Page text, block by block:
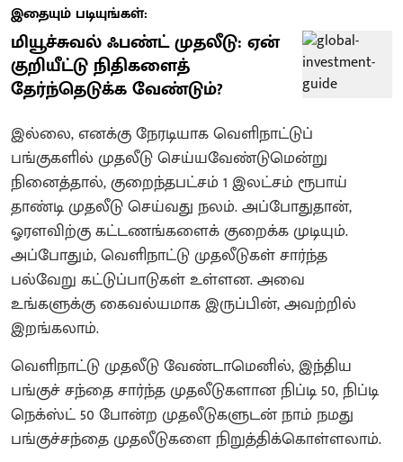
இதையும் படியுங்கள்:
மியூச்சுவல் ஃபண்ட் முதலீடு: ஏன்
குறியீட்டு நிதிகளைத்
தேர்ந்தெடுக்க வேண்டும்?
இல்லை, எனக்கு நேரடியாக வெளிநாட்டுப்
பங்குகளில் முதலீடு செய்யவேண்டுமென்று
நினைத்தால், குறைந்தபட்சம் 1 இலட்சம் ரூபாய்
தாண்டி முதலீடு செய்வது நலம். அப்போதுதான்,
ஓரளவிற்கு கட்டணங்களைக் குறைக்க முடியும்.
அப்போதும், வெளிநாட்டு முதலீடுகள் சார்ந்த
பல்வேறு கட்டுப்பாடுகள் உள்ளன. அவை
உங்களுக்கு கைவல்யமாக இருப்பின், அவற்றில்
இறங்கலாம்.
வெளிநாட்டு முதலீடு வேண்டாமெனில், இந்திய
பங்குச் சந்தை சார்ந்த முதலீடுகளான நிப்டி 50, நிப்டி
நெக்ஸ்ட் 50 போன்ற முதலீடுகளுடன் நாம் நமது
பங்குச்சந்தை முதலீடுகளை நிறுத்திக்கொள்ளலாம்.